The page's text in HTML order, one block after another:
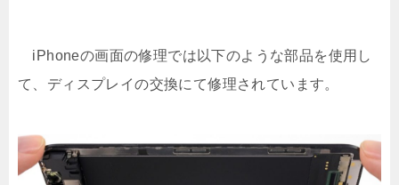
iPhoneの画面の修理では以下のような部品を使用し
て、ディスプレイの交換にて修理されています。